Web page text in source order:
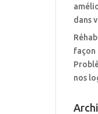
dans
façon
nos